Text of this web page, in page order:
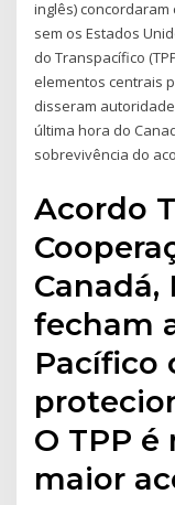
inglês)
sem os Estados
do Transpacífico
elementos centrais
disseram
última hora do
sobrevivência do
Acordo
Canadá,
fecham
Pacífico
O TPP
maior